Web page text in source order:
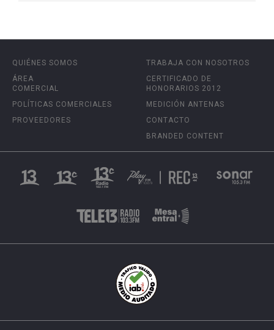
QUIÉNES SOMOS
ÁREA
COMERCIAL
POLÍTICAS COMERCIALES
PROVEEDORES
TRABAJA CON NOSOTROS
CERTIFICADO DE
HONORARIOS 2012
MEDICIÓN ANTENAS
CONTACTO
BRANDED CONTENT